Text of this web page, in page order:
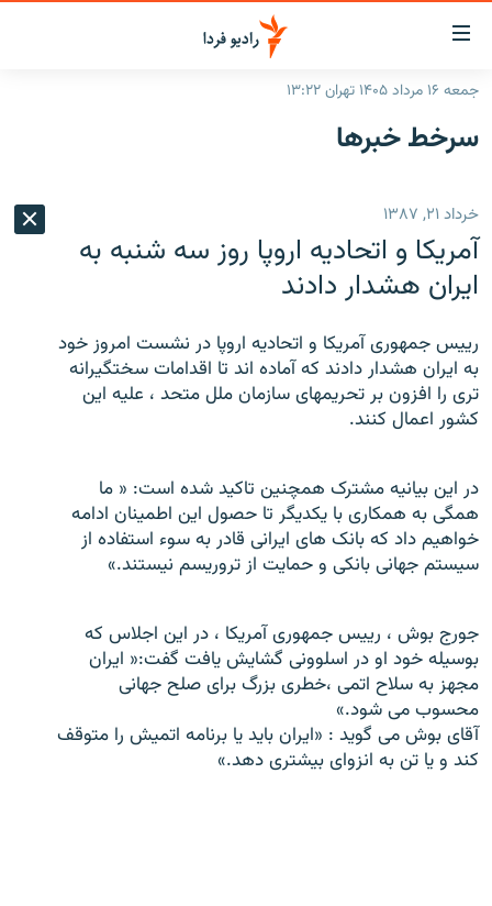
لینک‌های
قابلیت
دسترسی
بازگشت
اصلی
رفتن
صفحه
ایران
رادیو
انتخاب کنید و بشنوید
فرکانس‌ها
پادکست
گزارش‌های تصویری
گزارش‌های ویدئویی
زنان فردا
English
زبان‌های دیگر
جمعه ۱۶ مرداد ۱۴۰۵ تهران ۱۳:۲۲
سرخط‌ خبرها
خرداد ۲۱, ۱۳۸۷
آمريکا و اتحاديه اروپا روز سه شنبه به
ايران هشدار دادند
ریيس جمهوری آمريکا و اتحاديه اروپا در نشست امروز خود
به ايران هشدار دادند که آماده اند تا اقدامات سختگيرانه
تری را افزون بر تحريمهای سازمان ملل متحد ، عليه اين
کشور اعمال کنند.
در اين بيانيه مشترک همچنين تاکيد شده است: « ما
همگی به همکاری با يکديگر تا حصول اين اطمينان ادامه
خواهيم داد که بانک های ايرانی قادر به سوء استفاده از
سيستم جهانی بانکی و حمايت از تروريسم نيستند.»
جورج بوش ، ریيس جمهوری آمريکا ، در اين اجلاس که
بوسيله خود او در اسلوونی گشايش يافت گفت:« ايران
مجهز به سلاح اتمی ،خطری بزرگ برای صلح جهانی
محسوب می شود.»
آقای بوش می گويد : «ايران بايد يا برنامه اتميش را متوقف
کند و يا تن به انزوای بيشتری دهد.»